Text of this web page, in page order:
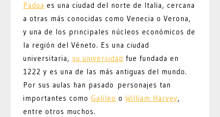
Padua es una ciudad del norte de Italia, cercana
a otras más conocidas como Venecia o Verona,
y una de los principales núcleos económicos de
la región del Véneto. Es una ciudad
universitaria, su universidad fue fundada en
1222 y es una de las más antiguas del mundo.
Por sus aulas han pasado personajes tan
importantes comoGalileo oWilliam Harvey,
entre otros muchos.